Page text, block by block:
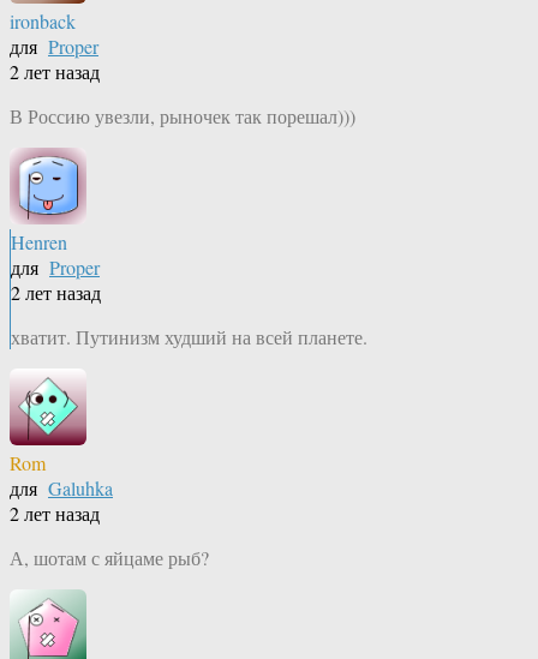
ironback
для Proper
2 лет назад
В Россию увезли, рыночек так порешал)))
Henren
для Proper
2 лет назад
хватит. Путинизм худший на всей планете.
Rom
для Galuhka
2 лет назад
А, шотам с яйцаме рыб?